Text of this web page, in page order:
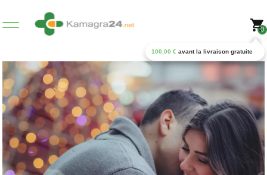
0
100,00 € avant la livraison gratuite